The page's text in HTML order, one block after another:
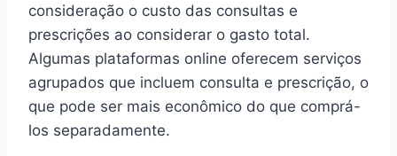
consideração o custo das consultas e
prescrições ao considerar o gasto total.
Algumas plataformas online oferecem serviços
agrupados que incluem consulta e prescrição, o
que pode ser mais econômico do que comprá-
los separadamente.